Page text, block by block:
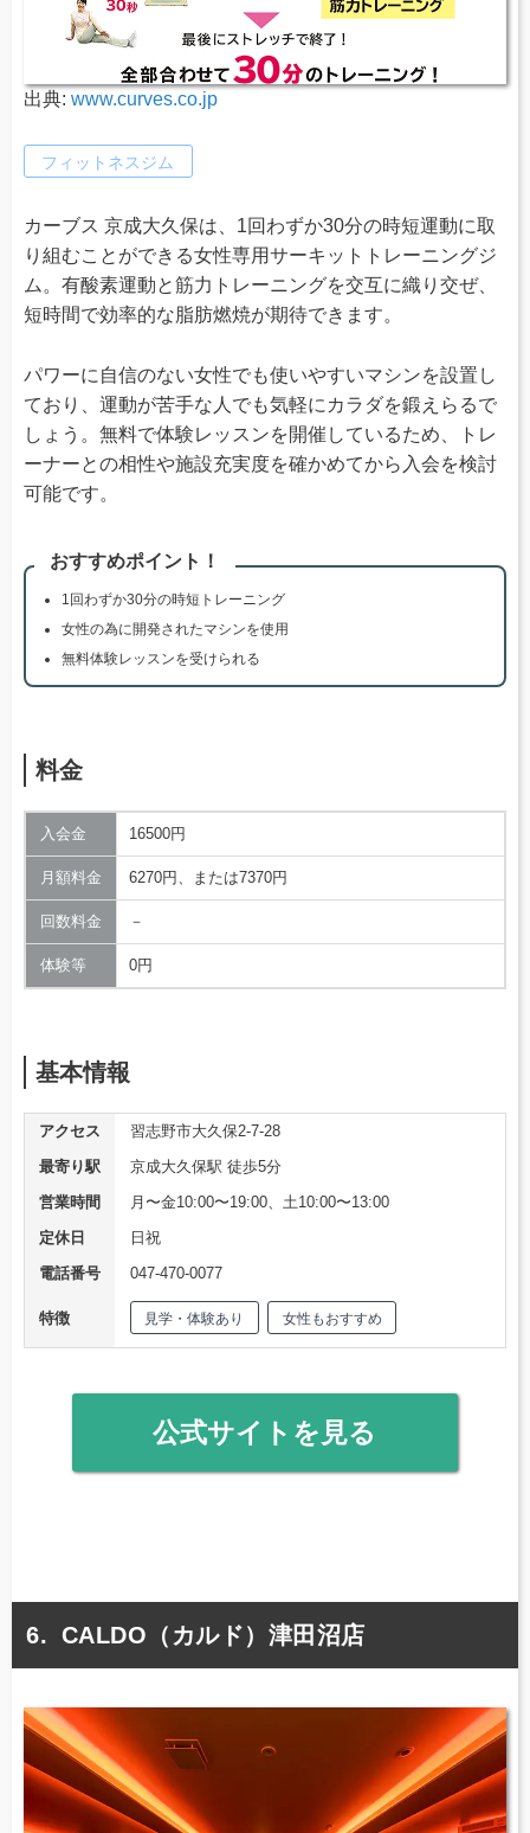
出典: www.curves.co.jp
フィットネスジム
カーブス 京成大久保は、1回わずか30分の時短運動に取
り組むことができる女性専用サーキットトレーニングジ
ム。有酸素運動と筋力トレーニングを交互に織り交ぜ、
短時間で効率的な脂肪燃焼が期待できます。
パワーに自信のない女性でも使いやすいマシンを設置し
ており、運動が苦手な人でも気軽にカラダを鍛えらるで
しょう。無料で体験レッスンを開催しているため、トレ
ーナーとの相性や施設充実度を確かめてから入会を検討
可能です。
おすすめポイント！
1回わずか30分の時短トレーニング
女性の為に開発されたマシンを使用
無料体験レッスンを受けられる
料金
入会金 16500円
月額料金 6270円、または7370円
回数料金 －
体験等 0円
基本情報
アクセス
習志野市大久保2-7-28
最寄り駅
京成大久保駅 徒歩5分
営業時間
月〜金10:00〜19:00、土10:00〜13:00
定休日
日祝
電話番号
047-470-0077
特徴 見学・体験あり 女性もおすすめ
公式サイトを見る
CALDO（カルド）津田沼店